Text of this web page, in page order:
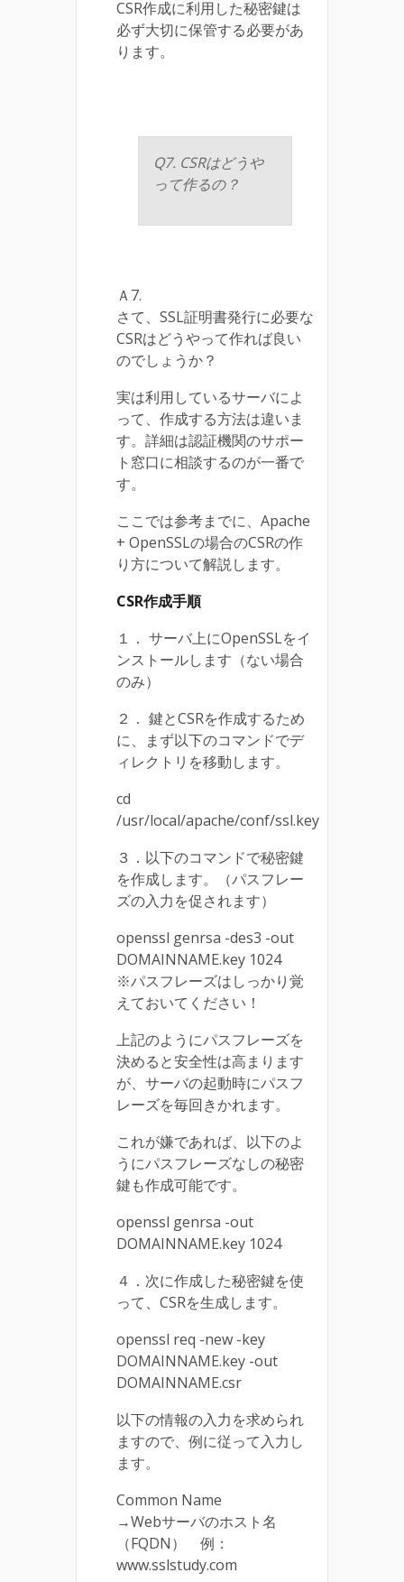
CSR作成に利用した秘密鍵は
必ず大切に保管する必要があ
ります。
Q7. CSRはどうや
って作るの？
Ａ7.
さて、SSL証明書発行に必要な
CSRはどうやって作れば良い
のでしょうか？
実は利用しているサーバによ
って、作成する方法は違いま
す。詳細は認証機関のサポー
ト窓口に相談するのが一番で
す。
ここでは参考までに、Apache
+ OpenSSLの場合のCSRの作
り方について解説します。
CSR作成手順
１． サーバ上にOpenSSLをイ
ンストールします（ない場合
のみ）
２． 鍵とCSRを作成するため
に、まず以下のコマンドでデ
ィレクトリを移動します。
cd
/usr/local/apache/conf/ssl.key
３．以下のコマンドで秘密鍵
を作成します。（パスフレー
ズの入力を促されます）
openssl genrsa -des3 -out
DOMAINNAME.key 1024
※パスフレーズはしっかり覚
えておいてください！
上記のようにパスフレーズを
決めると安全性は高まります
が、サーバの起動時にパスフ
レーズを毎回きかれます。
これが嫌であれば、以下のよ
うにパスフレーズなしの秘密
鍵も作成可能です。
openssl genrsa -out
DOMAINNAME.key 1024
４．次に作成した秘密鍵を使
って、CSRを生成します。
openssl req -new -key
DOMAINNAME.key -out
DOMAINNAME.csr
以下の情報の入力を求められ
ますので、例に従って入力し
ます。
Common Name
→Webサーバのホスト名
（FQDN） 例：
www.sslstudy.com